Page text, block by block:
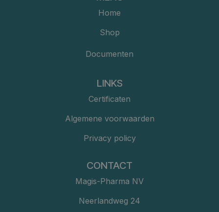
Home
Shop
Documenten
LINKS
Certificaten
Algemene voorwaarden
Privacy policy
CONTACT
Magis-Pharma NV
Neerlandweg 24